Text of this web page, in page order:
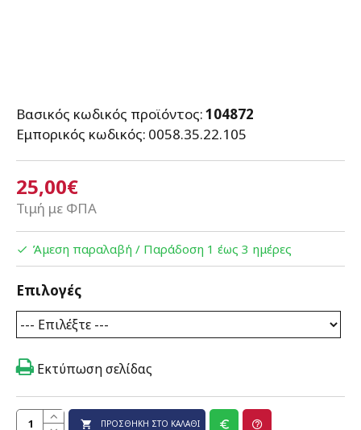
25,00€
Τιμή με ΦΠΑ
Βασικός κωδικός προϊόντος:104872
Εμπορικός κωδικός: 0058.35.22.105
Άμεση παραλαβή / Παράδoση 1 έως 3 ημέρες
Επιλογές
ΠΡΟΣΘΉΚΗ ΣΤΟ ΚΑΛΆΘΙ
Εκτύπωση σελίδας